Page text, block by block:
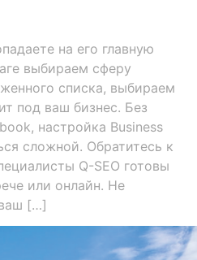
на его главную
выбираем сферу
списка, выбираем
под ваш бизнес. Без
настройка Business
сложной. Обратитесь к
Q-SEO готовы
или онлайн. Не
[…]